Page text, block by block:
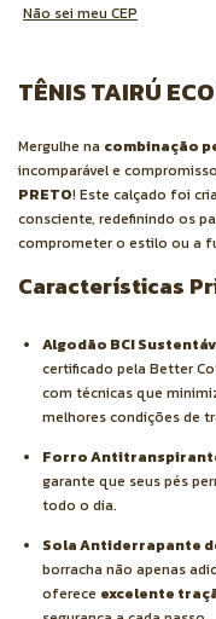
Não sei meu CEP
TÊNIS TAIRÚ
Mergulhe na combinação
incomparável e
PRETO! Este calçado foi
consciente, redefinindo os
comprometer o estilo ou a
Características
Algodão BCI
certificado pela Better
com técnicas que
melhores condições de
Forro
garante que seus pés
todo o dia.
Sola Antiderrapante
borracha não apenas
oferece excelente